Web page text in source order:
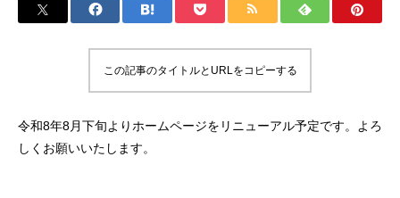
この記事のタイトルとURLをコピーする
令和8年8月下旬よりホームページをリニューアル予定です。よろ
しくお願いいたします。